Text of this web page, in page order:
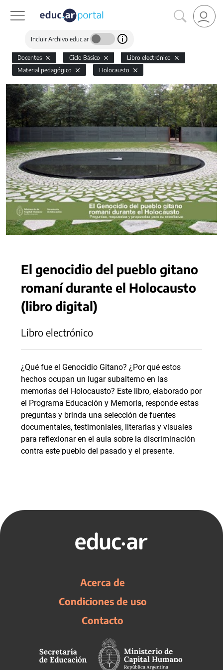
Incluir Archivo educ.ar
Docentes Ciclo Básico
Libro electrónico
Material pedagógico
Holocausto
El genocidio del pueblo gitano
romaní durante el Holocausto
(libro digital)
Libro electrónico
¿Qué fue el Genocidio Gitano? ¿Por qué estos
hechos ocupan un lugar subalterno en las
memorias del Holocausto? Este libro, elaborado por
el Programa Educación y Memoria, responde estas
preguntas y brinda una selección de fuentes
documentales, testimoniales, literarias y visuales
para reflexionar en el aula sobre la discriminación
contra este pueblo del pasado y el presente.
Acerca de
Condiciones de uso
Contacto